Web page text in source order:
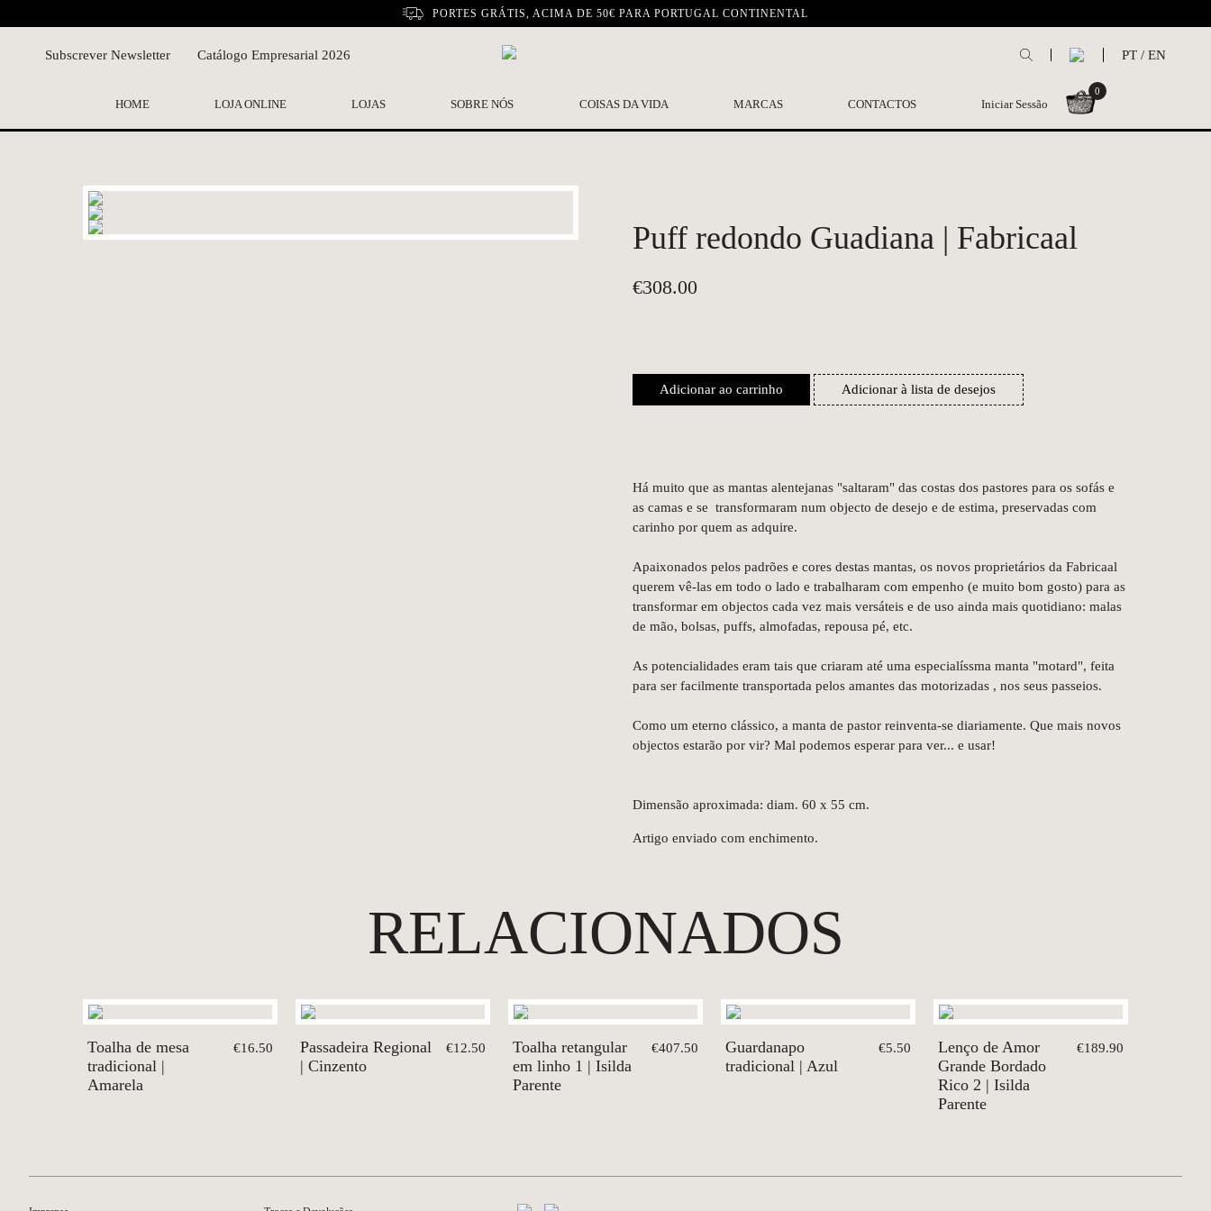
PORTES GRÁTIS, ACIMA DE 50€ PARA PORTUGAL CONTINENTAL
Subscrever Newsletter Catálogo Empresarial 2026 PT / EN
HOME LOJA ONLINE LOJAS SOBRE NÓS COISAS DA VIDA MARCAS CONTACTOS Iniciar Sessão
0
Puff redondo Guadiana | Fabricaal
€308.00
Adicionar ao carrinho Adicionar à lista de desejos
Há muito que as mantas alentejanas "saltaram" das costas dos pastores para os sofás e
as camas e se transformaram num objecto de desejo e de estima, preservadas com
carinho por quem as adquire.
Apaixonados pelos padrões e cores destas mantas, os novos proprietários da Fabricaal
querem vê-las em todo o lado e trabalharam com empenho (e muito bom gosto) para as
transformar em objectos cada vez mais versáteis e de uso ainda mais quotidiano: malas
de mão, bolsas, puffs, almofadas, repousa pé, etc.
As potencialidades eram tais que criaram até uma especialíssma manta "motard", feita
para ser facilmente transportada pelos amantes das motorizadas , nos seus passeios.
Como um eterno clássico, a manta de pastor reinventa-se diariamente. Que mais novos
objectos estarão por vir? Mal podemos esperar para ver... e usar!
Dimensão aproximada: diam. 60 x 55 cm.
Artigo enviado com enchimento.
RELACIONADOS
Toalha de mesa
tradicional |
Amarela
€16.50
Passadeira Regional
| Cinzento
€12.50
Toalha retangular
em linho 1 | Isilda
Parente
€407.50
Guardanapo
tradicional | Azul
€5.50
Lenço de Amor
Grande Bordado
Rico 2 | Isilda
Parente
€189.90